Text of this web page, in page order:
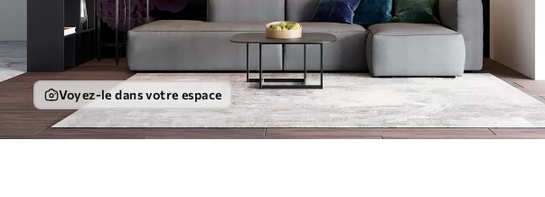
Voyez-le dans votre espace